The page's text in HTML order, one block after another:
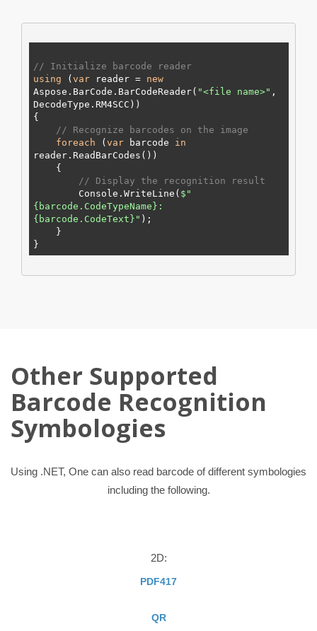
// Initialize barcode reader
using (var reader = new
Aspose.BarCode.BarCodeReader( "<file name>" ,
DecodeType. RM4SCC ))
// Recognize barcodes on the image
foreach (var barcode in
reader.ReadBarCodes())
// Display the recognition result
        Console.WriteLine(
$"
{barcode.CodeTypeName}
{barcode.CodeText} " );
Other Supported
Barcode Recognition
Symbologies
Using .NET, One can also read barcode of different symbologies
including the following.
2D:
PDF417
QR